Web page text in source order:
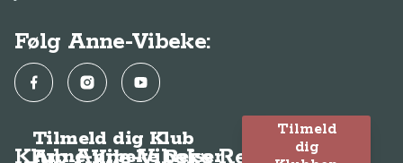
Følg Anne-Vibeke:
FacebookInstagramYouTube
Tilmeld dig Klub
Anne-Vibeke Rejser
Tilmeld
dig